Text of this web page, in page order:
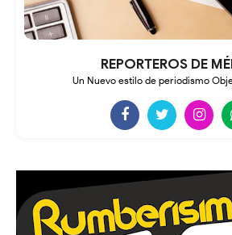
REPORTEROS DE
Un Nuevo estilo de periodismo